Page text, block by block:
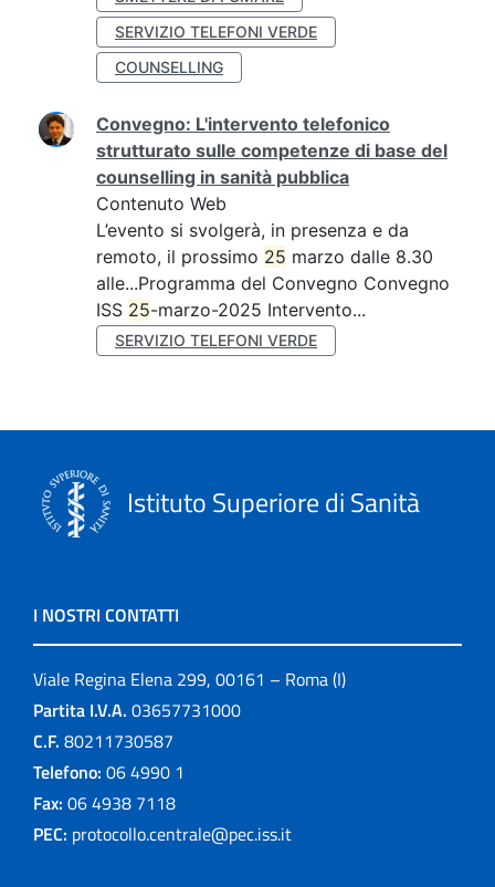
SERVIZIO TELEFONI VERDE
COUNSELLING
Convegno: L'intervento telefonico
strutturato sulle competenze di base del
counselling in sanità pubblica
Contenuto Web
L’evento si svolgerà, in presenza e da
remoto, il prossimo 25 marzo dalle 8.30
alle...Programma del Convegno Convegno
ISS 25-marzo-2025 Intervento...
SERVIZIO TELEFONI VERDE
Istituto Superiore di Sanità
I NOSTRI CONTATTI
Viale Regina Elena 299, 00161 – Roma (I)
Partita I.V.A. 03657731000
C.F. 80211730587
Telefono: 06 4990 1
Fax: 06 4938 7118
PEC: protocollo.centrale@pec.iss.it